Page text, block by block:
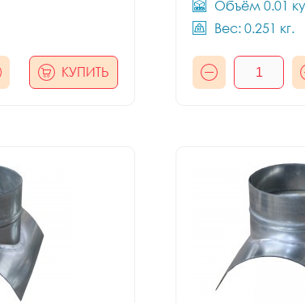
КУПИТЬ
Объём 0.01
Вес: 0.251 кг.